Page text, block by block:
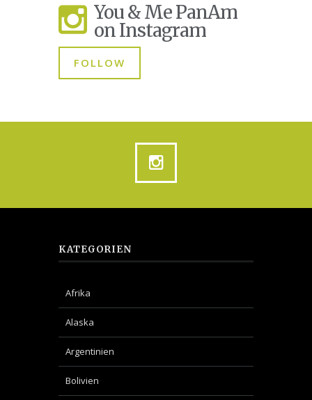
You & Me PanAm
on Instagram
FOLLOW
KATEGORIEN
Afrika
Alaska
Argentinien
Bolivien